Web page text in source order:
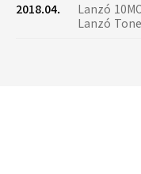
2018.04.
Lanzó
Lanzó